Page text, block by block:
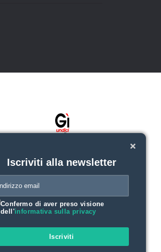
Iscriviti alla newsletter
Confermo di aver preso visione
dell'informativa sulla privacy
Iscriviti